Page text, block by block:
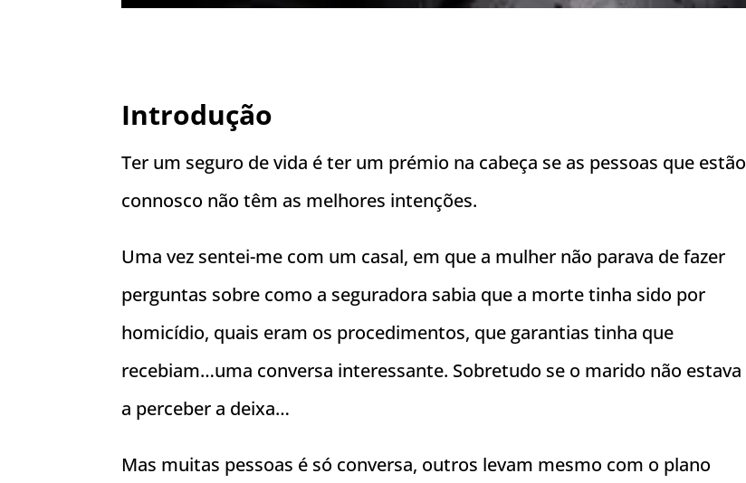
Introdução
Ter um seguro de vida é ter um prémio na cabeça se as pessoas que estão
connosco não têm as melhores intenções.
Uma vez sentei-me com um casal, em que a mulher não parava de fazer
perguntas sobre como a seguradora sabia que a morte tinha sido por
homicídio, quais eram os procedimentos, que garantias tinha que
recebiam…uma conversa interessante. Sobretudo se o marido não estava
a perceber a deixa…
Mas muitas pessoas é só conversa, outros levam mesmo com o plano